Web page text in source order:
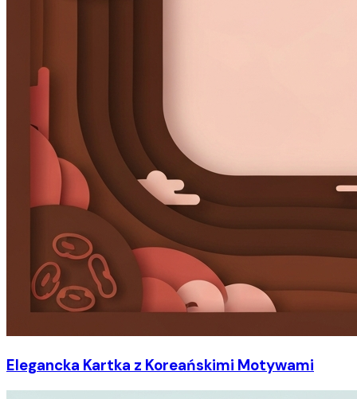
Elegancka Kartka z Koreańskimi Motywami